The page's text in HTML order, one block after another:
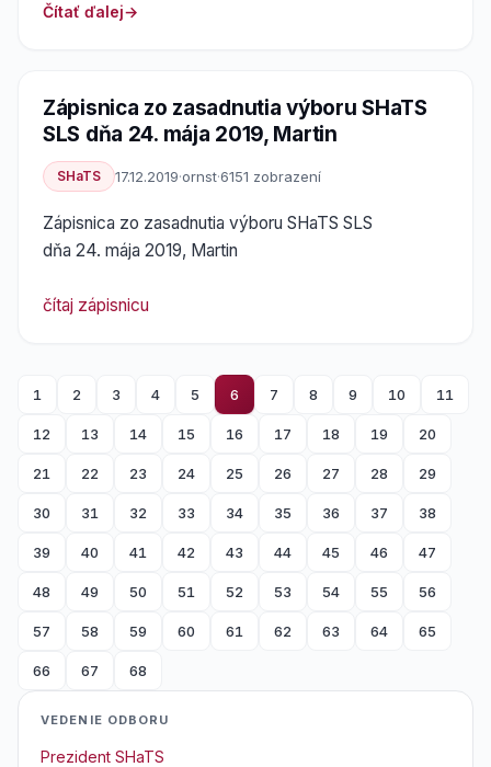
Čítať ďalej
Zápisnica zo zasadnutia výboru SHaTS
SLS dňa 24. mája 2019, Martin
SHaTS 17.12.2019·ornst·6151 zobrazení
Zápisnica zo zasadnutia výboru SHaTS SLS
dňa 24. mája 2019, Martin
čítaj zápisnicu
1 2 3 4 5 6 7 8 9 10 11
12 13 14 15 16 17 18 19 20
21 22 23 24 25 26 27 28 29
30 31 32 33 34 35 36 37 38
39 40 41 42 43 44 45 46 47
48 49 50 51 52 53 54 55 56
57 58 59 60 61 62 63 64 65
66 67 68
VEDENIE ODBORU
Prezident SHaTS